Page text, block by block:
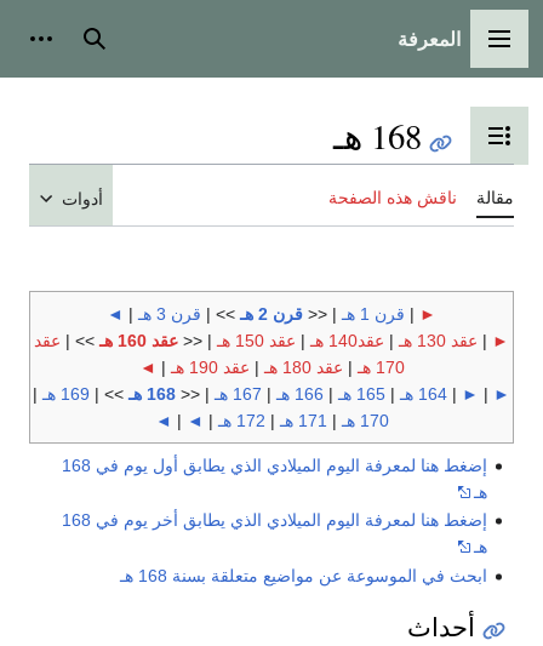
القائمة الرئيسية
المعرفة بحث
تبديل عرض جدول المحتويات
168 هـ
مقالة ناقش هذه الصفحة أدوات
►
| قرن 1 هـ | << قرن 2 هـ >> | قرن 3 هـ |
◄
►
| عقد 130 هـ | عقد140 هـ | عقد 150 هـ | << عقد 160 هـ >> | عقد
170 هـ
| عقد 180 هـ | عقد 190 هـ |
◄
►
|
►
| 164 هـ | 165 هـ | 166 هـ | 167 هـ | << 168 هـ >> | 169 هـ
|
170 هـ
| 171 هـ | 172 هـ |
◄
|
◄
إضغط هنا لمعرفة اليوم الميلادي الذي يطابق أول يوم في 168
هـ
إضغط هنا لمعرفة اليوم الميلادي الذي يطابق أخر يوم في 168
هـ
ابحث في الموسوعة عن مواضيع متعلقة بسنة 168 هـ
أحداث